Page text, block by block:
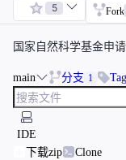
5 Fork
国家自然科学基金申
main 分支 1
IDE
下载zip
Clone